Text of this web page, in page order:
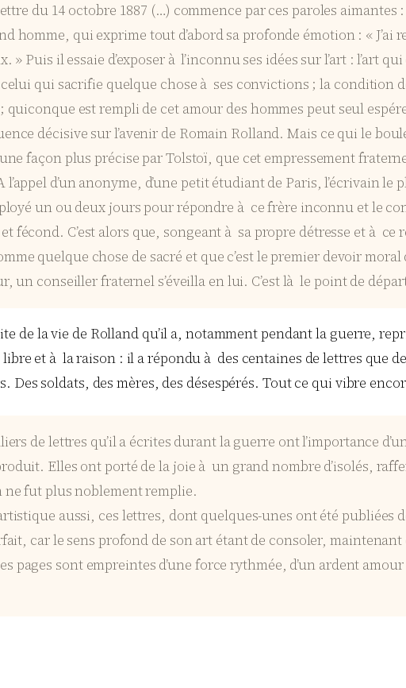
du 14 octobre 1887 (…) commence par ces paroles aimantes
homme, qui exprime tout d’abord sa profonde émotion : « J’ai
» Puis il essaie d’exposer à l’inconnu ses idées sur l’art : l’art
qui sacrifie quelque chose à ses convictions ; la condition
; quiconque est rempli de cet amour des hommes peut seul
décisive sur l’avenir de Romain Rolland. Mais ce qui le
façon plus précise par Tolstoï, que cet empressement
d’un anonyme, d’une petit étudiant de Paris, l’écrivain
un ou deux jours pour répondre à ce frère inconnu et le
fécond. C’est alors que, songeant à sa propre détresse et à
quelque chose de sacré et que c’est le premier devoir
un conseiller fraternel s’éveilla en lui. C’est là le point de
de la vie de Rolland qu’il a, notamment pendant la guerre,
et à la raison : il a répondu à des centaines de lettres que
Des soldats, des mères, des désespérés. Tout ce qui vibre
de lettres qu’il a écrites durant la guerre ont l’importance
Elles ont porté de la joie à un grand nombre d’isolés,
ne fut plus noblement remplie.
aussi, ces lettres, dont quelques-unes ont été publiées
car le sens profond de son art étant de consoler, maintenant
pages sont empreintes d’une force rythmée, d’un ardent